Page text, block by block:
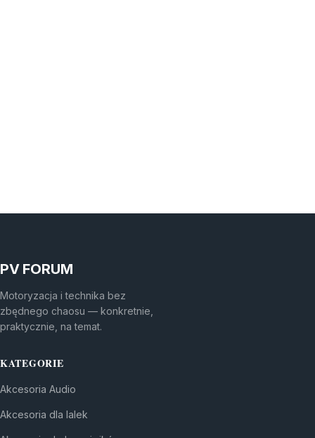
PV FORUM
Motoryzacja i technika bez
zbędnego chaosu — konkretnie,
praktycznie, na temat.
KATEGORIE
Akcesoria Audio
Akcesoria dla lalek